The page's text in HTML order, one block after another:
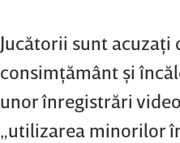
Jucătorii sunt
consimţământ şi
unor înregistrări
„utilizarea minorilor